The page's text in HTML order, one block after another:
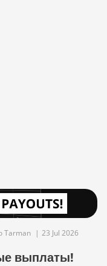
Tarman | 23 Jul 2026
выплаты!